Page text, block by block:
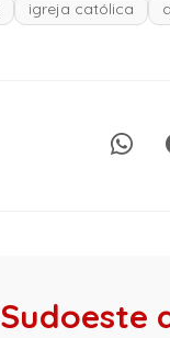
igreja católica